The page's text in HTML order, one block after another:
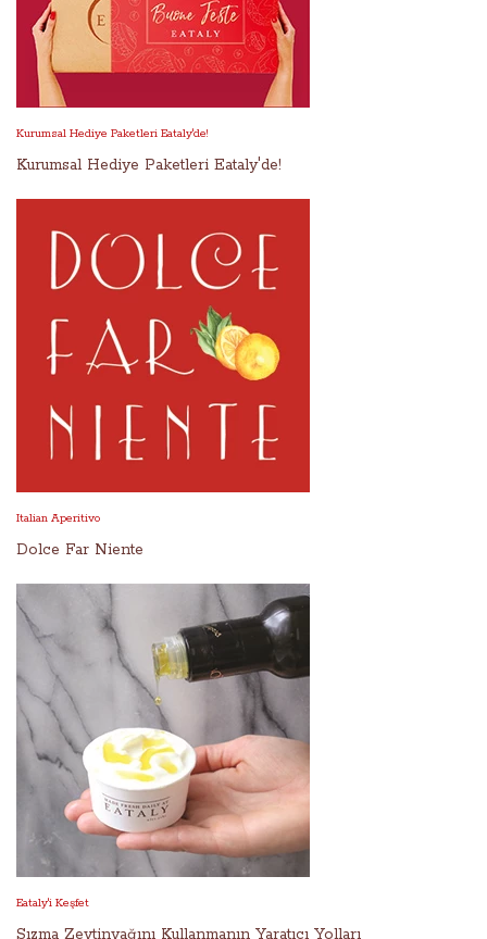
Kurumsal Hediye Paketleri Eataly'de!
Kurumsal Hediye Paketleri Eataly'de!
Italian Aperitivo
Dolce Far Niente
Eataly'i Keşfet
Sızma Zeytinyağını Kullanmanın Yaratıcı Yolları